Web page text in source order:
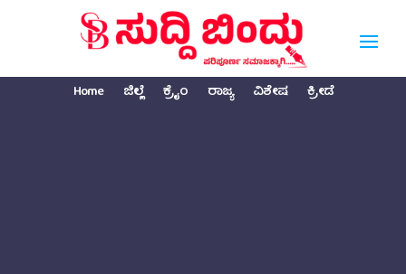
Home ಜಿಲ್ಲೆ ಕ್ರೈಂ ರಾಜ್ಯ ವಿಶೇಷ ಕ್ರೀಡೆ